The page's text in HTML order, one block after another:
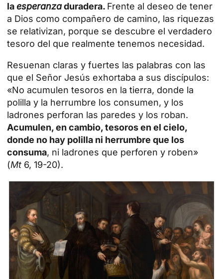
laesperanzaduradera. Frente al deseo de tener
a Dios como compañero de camino, las riquezas
se relativizan, porque se descubre el verdadero
tesoro del que realmente tenemos necesidad.
Resuenan claras y fuertes las palabras con las
que el Señor Jesús exhortaba a sus discípulos:
«No acumulen tesoros en la tierra, donde la
polilla y la herrumbre los consumen, y los
ladrones perforan las paredes y los roban.
Acumulen, en cambio, tesoros en el cielo,
donde no hay polilla ni herrumbre que los
consuma, ni ladrones que perforen y roben»
(Mt 6, 19-20).